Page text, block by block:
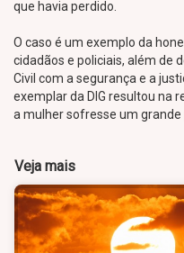
que havia perdido.
O caso é um exemplo da
cidadãos e policiais, além de
Civil com a segurança e a
exemplar da DIG resultou na
a mulher sofresse um grande
Veja mais